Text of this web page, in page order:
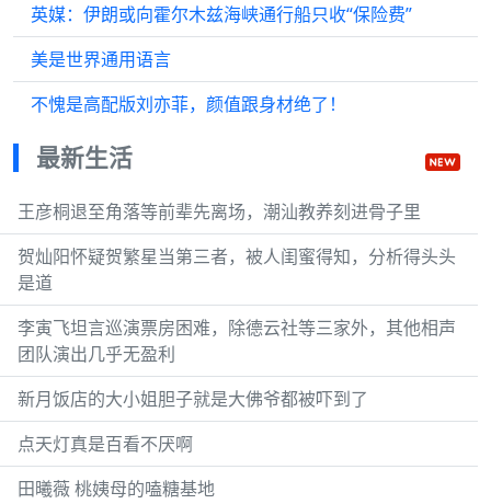
英媒：伊朗或向霍尔木兹海峡通行船只收“保险费”
美是世界通用语言
不愧是高配版刘亦菲，颜值跟身材绝了！
最新生活
王彦桐退至角落等前辈先离场，潮汕教养刻进骨子里
贺灿阳怀疑贺繁星当第三者，被人闺蜜得知，分析得头头
是道
李寅飞坦言巡演票房困难，除德云社等三家外，其他相声
团队演出几乎无盈利
新月饭店的大小姐胆子就是大佛爷都被吓到了
点天灯真是百看不厌啊
田曦薇 桃姨母的嗑糖基地